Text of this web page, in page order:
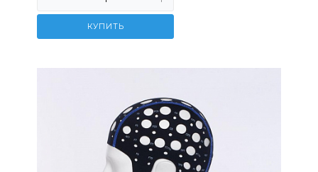
КУПИТЬ